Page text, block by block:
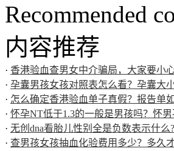
Recommended
内容推荐
· 香港验血查男女中介骗局，大家要小
· 孕囊男孩女孩对照表怎么看？孕囊大
· 怎么确定香港验血单子真假？报告单
· 怀孕NT低于1.3的一般是男孩吗？怀男
· 无创dna看胎儿性别全是负数表示什么?
· 查男孩女孩抽血化验费用多少？多久